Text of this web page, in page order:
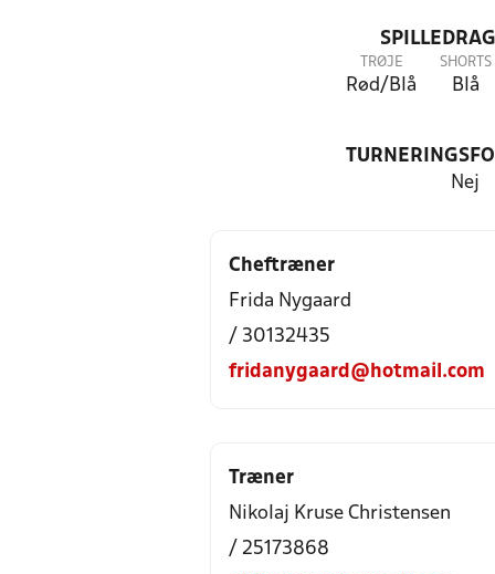
TRØJE
Rød/Blå
SHORTS
Blå
Nej
Cheftræner
Frida Nygaard
/ 30132435
fridanygaard@hotmail.com
Træner
Nikolaj Kruse Christensen
/ 25173868